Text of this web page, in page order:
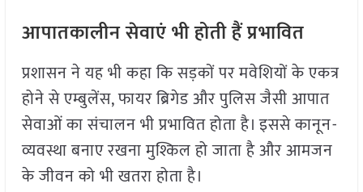
आपातकालीन सेवाएं भी होती हैं प्रभावित
प्रशासन ने यह भी कहा कि सड़कों पर मवेशियों के एकत्र
होने से एम्बुलेंस, फायर ब्रिगेड और पुलिस जैसी आपात
सेवाओं का संचालन भी प्रभावित होता है। इससे कानून-
व्यवस्था बनाए रखना मुश्किल हो जाता है और आमजन
के जीवन को भी खतरा होता है।